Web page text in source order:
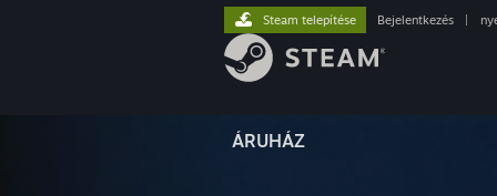
ÁRUHÁZ
Steam telepítése Bejelentkezés